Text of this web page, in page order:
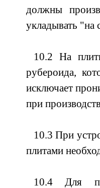
должны
укладывать "на
10.2 На
рубероида,
исключает
при
10.3 При
плитами
10.4 Для